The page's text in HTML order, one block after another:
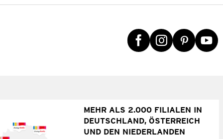
MEHR ALS 2.000 FILIALEN IN
DEUTSCHLAND, ÖSTERREICH
UND DEN NIEDERLANDEN